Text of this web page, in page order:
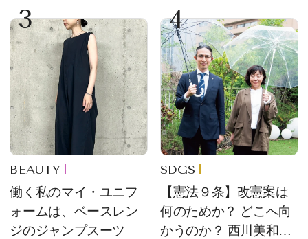
をレビュー。【それい
け！ 良品ハンター】
3
BEAUTY
働く私のマイ・ユニフ
ォームは、ベースレン
ジのジャンプスーツ
4
SDGS
【憲法９条】改憲案は
何のためか？ どこへ向
かうのか？ 西川美和さ